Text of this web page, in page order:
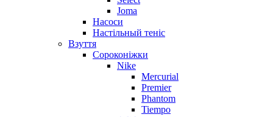
Joma
Насоси
Настільный теніс
Взуття
Сороконіжки
Nike
Mercurial
Premier
Phantom
Tiempo